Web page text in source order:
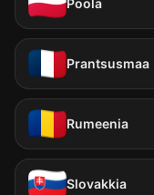
Poola
Prantsusmaa
Rumeenia
Slovakkia